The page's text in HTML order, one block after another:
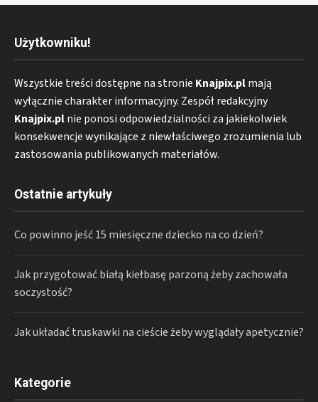
Użytkowniku!
Wszystkie treści dostępne na stronie Knajpix.plmają
wyłącznie charakter informacyjny. Zespół redakcyjny
Knajpix.plnie ponosi odpowiedzialności za jakiekolwiek
konsekwencje wynikające z niewłaściwego zrozumienia lub
zastosowania publikowanych materiałów.
Ostatnie artykuły
Co powinno jeść 15 miesięczne dziecko na co dzień?
Jak przygotować białą kiełbasę parzoną żeby zachowała
soczystość?
Jak układać truskawki na cieście żeby wyglądały apetycznie?
Kategorie